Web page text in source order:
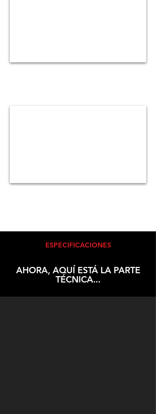
ESPECIFICACIONES
AHORA, AQUÍ ESTÁ LA PARTE
TÉCNICA...